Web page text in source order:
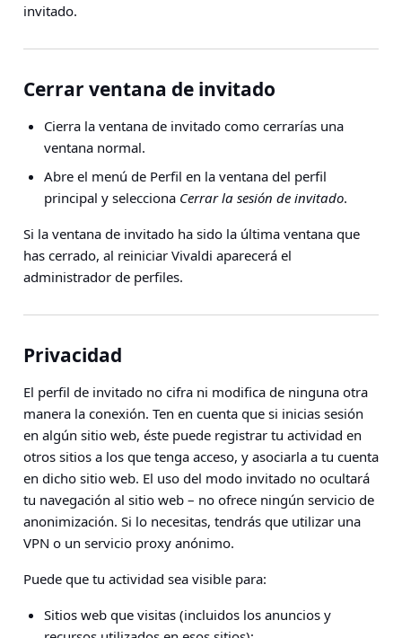
invitado.
Cerrar ventana de invitado
Cierra la ventana de invitado como cerrarías una
ventana normal.
Abre el menú de Perfil en la ventana del perfil
principal y selecciona Cerrar la sesión de invitado.
Si la ventana de invitado ha sido la última ventana que
has cerrado, al reiniciar Vivaldi aparecerá el
administrador de perfiles.
Privacidad
El perfil de invitado no cifra ni modifica de ninguna otra
manera la conexión. Ten en cuenta que si inicias sesión
en algún sitio web, éste puede registrar tu actividad en
otros sitios a los que tenga acceso, y asociarla a tu cuenta
en dicho sitio web. El uso del modo invitado no ocultará
tu navegación al sitio web – no ofrece ningún servicio de
anonimización. Si lo necesitas, tendrás que utilizar una
VPN o un servicio proxy anónimo.
Puede que tu actividad sea visible para:
Sitios web que visitas (incluidos los anuncios y